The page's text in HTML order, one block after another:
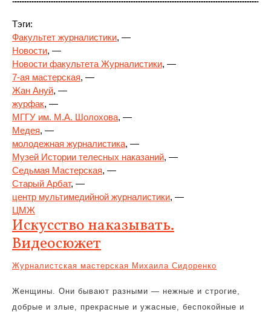
Тэги:
Факультет журналистики, —
Новости, —
Новости факультета Журналистики, —
7-ая мастерская, —
Жан Ануй, —
журфак, —
МГГУ им. М.А. Шолохова, —
Медея, —
молодежная журналистика, —
Музей Истории телесных наказаний, —
Седьмая Мастерская, —
Старый Арбат, —
центр мультимедийной журналистики, —
ЦМЖ
Искусство наказывать.
Видеосюжет
Журналистская мастерская Михаила Сидоренко
Женщины. Они бывают разными — нежные и строгие,
добрые и злые, прекрасные и ужасные, беспокойные и